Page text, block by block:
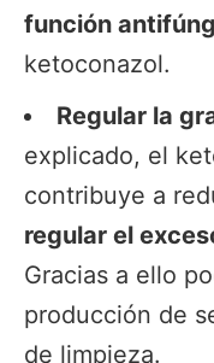
función
ketoconazol.
Regular la
explicado, el
contribuye a
regular el
Gracias a ello
producción de
de limpieza.